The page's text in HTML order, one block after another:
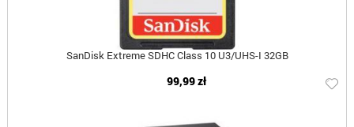
SanDisk Extreme SDHC Class 10 U3/UHS-I 32GB
99,99 zł